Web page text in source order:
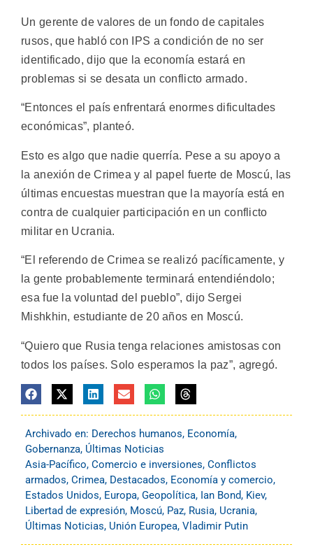
Un gerente de valores de un fondo de capitales
rusos, que habló con IPS a condición de no ser
identificado, dijo que la economía estará en
problemas si se desata un conflicto armado.
“Entonces el país enfrentará enormes dificultades
económicas”, planteó.
Esto es algo que nadie querría. Pese a su apoyo a
la anexión de Crimea y al papel fuerte de Moscú, las
últimas encuestas muestran que la mayoría está en
contra de cualquier participación en un conflicto
militar en Ucrania.
“El referendo de Crimea se realizó pacíficamente, y
la gente probablemente terminará entendiéndolo;
esa fue la voluntad del pueblo”, dijo Sergei
Mishkhin, estudiante de 20 años en Moscú.
“Quiero que Rusia tenga relaciones amistosas con
todos los países. Solo esperamos la paz”, agregó.
Archivado en: Derechos humanos, Economía,
Gobernanza, Últimas Noticias
Asia-Pacífico, Comercio e inversiones, Conflictos
armados, Crimea, Destacados, Economía y comercio,
Estados Unidos, Europa, Geopolítica, Ian Bond, Kiev,
Libertad de expresión, Moscú, Paz, Rusia, Ucrania,
Últimas Noticias, Unión Europea, Vladimir Putin